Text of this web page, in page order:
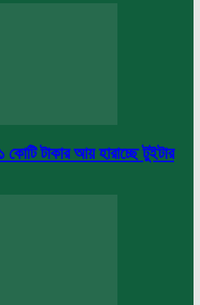
কোটি টাকার আয় হারাচ্ছে টুইটার